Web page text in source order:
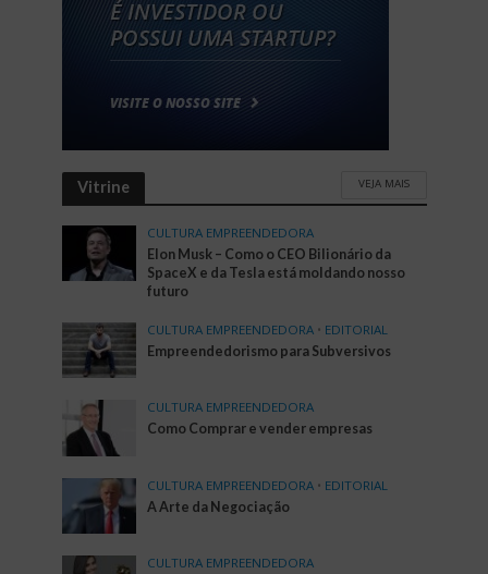
Vitrine VEJA MAIS
CULTURA EMPREENDEDORA
Elon Musk – Como o CEO Bilionário da
SpaceX e da Tesla está moldando nosso
futuro
CULTURA EMPREENDEDORA • EDITORIAL
Empreendedorismo para Subversivos
CULTURA EMPREENDEDORA
Como Comprar e vender empresas
CULTURA EMPREENDEDORA • EDITORIAL
A Arte da Negociação
CULTURA EMPREENDEDORA